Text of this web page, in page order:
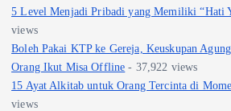
5 Level Menjadi Pribadi yang Memiliki “Hati
views
Boleh Pakai KTP ke Gereja, Keuskupan
Orang Ikut Misa Offline - 37,922 views
15 Ayat Alkitab untuk Orang Tercinta di
views